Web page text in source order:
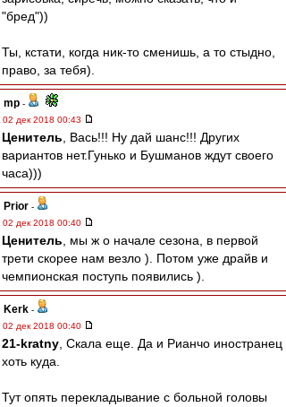
"бред"))
Ты, кстати, когда ник-то сменишь, а то стыдно,
право, за тебя).
mp -
02 дек 2018 00:43
Ценитель , Вась!!! Ну дай шанс!!! Других
вариантов нет.Гунько и Бушманов ждут своего
часа)))
Prior -
02 дек 2018 00:40
Ценитель , мы ж о начале сезона, в первой
трети скорее нам везло ). Потом уже драйв и
чемпионская поступь появились ).
Kerk -
02 дек 2018 00:40
21-kratny , Скала еще. Да и Рианчо иностранец
хоть куда.
Тут опять перекладывание с больной головы